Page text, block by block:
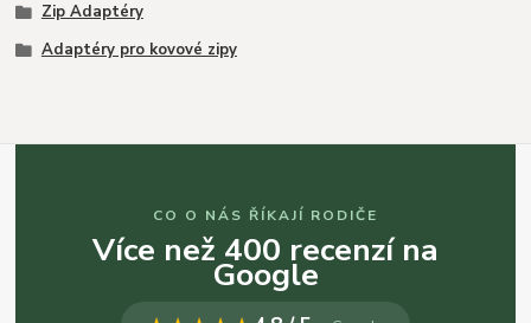
Zip Adaptéry
Adaptéry pro kovové zipy
CO O NÁS ŘÍKAJÍ RODIČE
Více než 400 recenzí na
Google